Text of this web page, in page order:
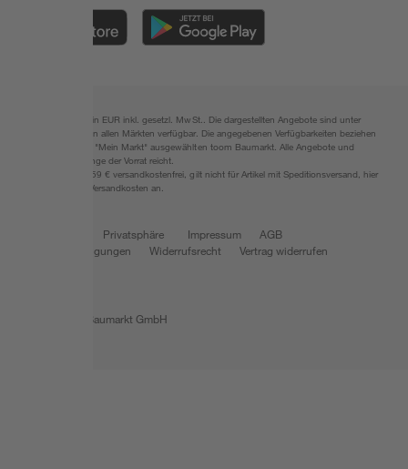
Alle Preisangaben in EUR inkl. gesetzl. MwSt.. Die dargestellten Angebote sind unter
Umständen nicht in allen Märkten verfügbar. Die angegebenen Verfügbarkeiten beziehen
sich auf den unter "Mein Markt" ausgewählten toom Baumarkt. Alle Angebote und
Produkte nur solange der Vorrat reicht.
*Paketversand ab 59 € versandkostenfrei, gilt nicht für Artikel mit Speditionsversand, hier
fallen zusätzliche Versandkosten an.
Privatsphäre Impressum
AGB
Nutzungsbedingungen
Widerrufsrecht
Vertrag widerrufen
© 2026 toom Baumarkt GmbH